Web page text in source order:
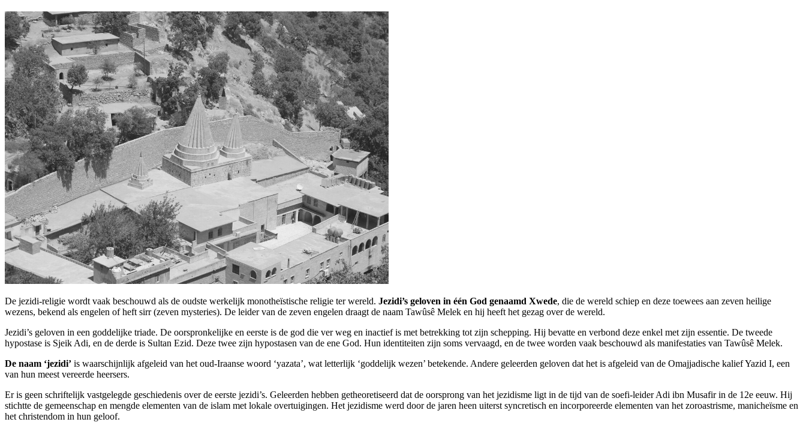
De jezidi-religie wordt vaak beschouwd als de oudste werkelijk monotheïstische religie ter wereld. Jezidi’s geloven in één God genaamd Xwede, die de wereld schiep en deze toewees aan zeven heilige
wezens, bekend als engelen of heft sirr (zeven mysteries). De leider van de zeven engelen draagt de naam Tawûsê Melek en hij heeft het gezag over de wereld.
Jezidi’s geloven in een goddelijke triade. De oorspronkelijke en eerste is de god die ver weg en inactief is met betrekking tot zijn schepping. Hij bevatte en verbond deze enkel met zijn essentie. De tweede
hypostase is Sjeik Adi, en de derde is Sultan Ezid. Deze twee zijn hypostasen van de ene God. Hun identiteiten zijn soms vervaagd, en de twee worden vaak beschouwd als manifestaties van Tawûsê Melek.
De naam ‘jezidi’ is waarschijnlijk afgeleid van het oud-Iraanse woord ‘yazata’, wat letterlijk ‘goddelijk wezen’ betekende. Andere geleerden geloven dat het is afgeleid van de Omajjadische kalief Yazid I, een
van hun meest vereerde heersers.
Er is geen schriftelijk vastgelegde geschiedenis over de eerste jezidi’s. Geleerden hebben getheoretiseerd dat de oorsprong van het jezidisme ligt in de tijd van de soefi-leider Adi ibn Musafir in de 12e eeuw. Hij
stichtte de gemeenschap en mengde elementen van de islam met lokale overtuigingen. Het jezidisme werd door de jaren heen uiterst syncretisch en incorporeerde elementen van het zoroastrisme, manicheïsme en
het christendom in hun geloof.